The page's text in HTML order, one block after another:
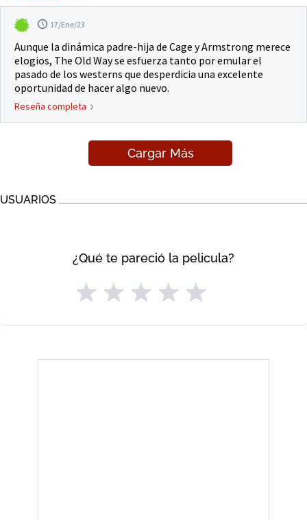
17/Ene/23
Aunque la dinámica padre-hija de Cage y Armstrong merece
elogios, The Old Way se esfuerza tanto por emular el
pasado de los westerns que desperdicia una excelente
oportunidad de hacer algo nuevo.
Reseña completa
Cargar Más
USUARIOS
¿Qué te pareció la pelicula?